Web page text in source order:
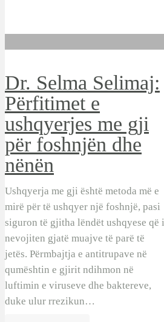
Dr. Selma Selimaj:
Përfitimet e
ushqyerjes me gji
për foshnjën dhe
nënën
Ushqyerja me gji është metoda më e
mirë për të ushqyer një foshnjë, pasi
siguron të gjitha lëndët ushqyese që i
nevojiten gjatë muajve të parë të
jetës. Përmbajtja e antitrupave në
qumështin e gjirit ndihmon në
luftimin e viruseve dhe baktereve,
duke ulur rrezikun…